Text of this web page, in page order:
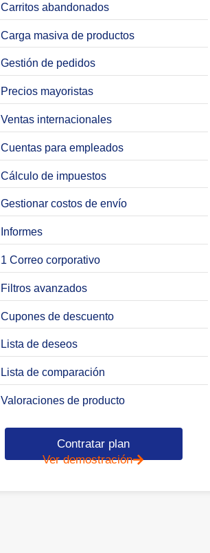
Carritos abandonados
Carga masiva de productos
Gestión de pedidos
Precios mayoristas
Ventas internacionales
Cuentas para empleados
Cálculo de impuestos
Gestionar costos de envío
Informes
1 Correo corporativo
Filtros avanzados
Cupones de descuento
Lista de deseos
Lista de comparación
Valoraciones de producto
Contratar plan
Ver demostración